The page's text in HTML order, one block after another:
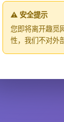
⚠️ 安全提示
您即将离开趣觅
性，我们不对外